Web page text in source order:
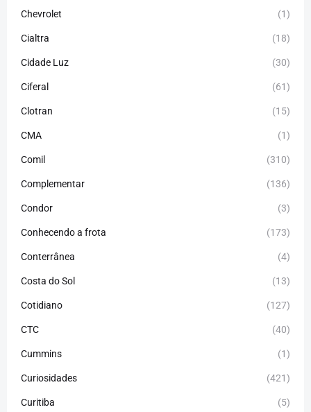
Chevrolet (1)
Cialtra (18)
Cidade Luz (30)
Ciferal (61)
Clotran (15)
CMA (1)
Comil (310)
Complementar (136)
Condor (3)
Conhecendo a frota (173)
Conterrânea (4)
Costa do Sol (13)
Cotidiano (127)
CTC (40)
Cummins (1)
Curiosidades (421)
Curitiba (5)